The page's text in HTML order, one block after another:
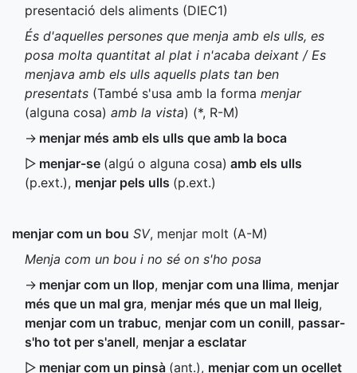
presentació dels aliments (DIEC1)
És d'aquelles persones que menja amb els ulls, es
posa molta quantitat al plat i n'acaba deixant / Es
menjava amb els ulls aquells plats tan ben
presentats (També s'usa amb la forma menjar
(alguna cosa) amb la vista) (*, R-M)
→ menjar més amb els ulls que amb la boca
▷ menjar-se (algú o alguna cosa) amb els ulls
(p.ext.), menjar pels ulls (p.ext.)
menjar com un bou SV, menjar molt (A-M)
Menja com un bou i no sé on s'ho posa
→ menjar com un llop, menjar com una llima, menjar
més que un mal gra, menjar més que un mal lleig,
menjar com un trabuc, menjar com un conill, passar-
s'ho tot per s'anell, menjar a esclatar
▷ menjar com un pinsà (ant.), menjar com un ocellet